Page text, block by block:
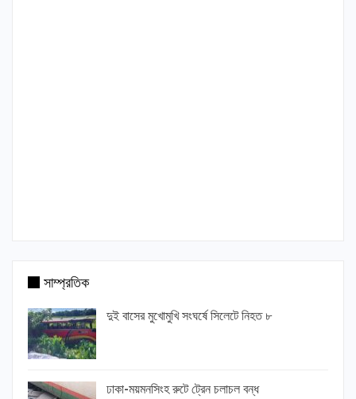
সাম্প্রতিক
দুই বাসের মুখোমুখি সংঘর্ষে সিলেটে নিহত ৮
ঢাকা-ময়মনসিংহ রুটে ট্রেন চলাচল বন্ধ